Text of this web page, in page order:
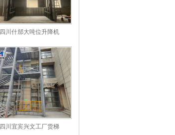
四川什邡大吨位升降机
四川宜宾兴文工厂货梯